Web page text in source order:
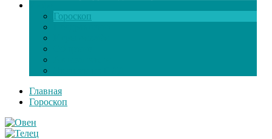
Гороскоп
Главная
Гороскоп